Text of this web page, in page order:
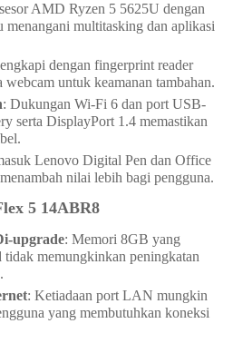
AMD Ryzen 5 5625U dengan
menangani multitasking dan aplikasi
dengan fingerprint reader
untuk keamanan tambahan.
: Dukungan Wi-Fi 6 dan port USB-
serta DisplayPort 1.4 memastikan
Lenovo Digital Pen dan Office
nilai lebih bagi pengguna.
5 14ABR8
upgrade: Memori 8GB yang
tidak memungkinkan peningkatan
: Ketiadaan port LAN mungkin
yang membutuhkan koneksi